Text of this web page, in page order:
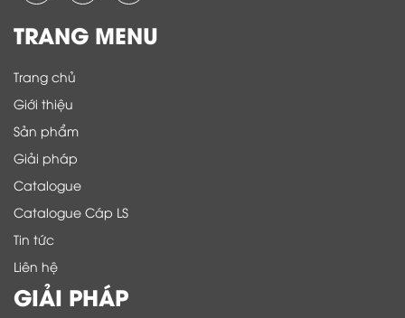
TRANG MENU
Trang chủ
Giới thiệu
Sản phẩm
Giải pháp
Catalogue
Catalogue Cáp LS
Tin tức
Liên hệ
GIẢI PHÁP